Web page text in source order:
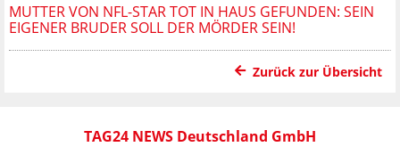
MUTTER VON NFL-STAR TOT IN HAUS GEFUNDEN: SEIN
EIGENER BRUDER SOLL DER MÖRDER SEIN!
Zurück zur Übersicht
TAG24 NEWS Deutschland GmbH